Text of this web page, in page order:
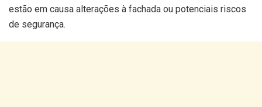
estão em causa alterações à fachada ou potenciais riscos
de segurança.